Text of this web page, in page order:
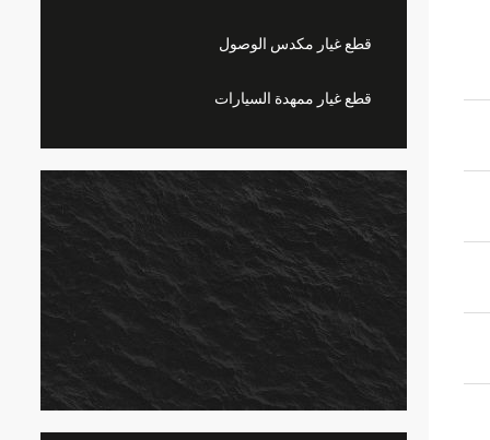
قطع غيار مكدس الوصول
قطع غيار ممهدة السيارات